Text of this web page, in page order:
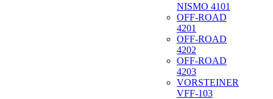
NISMO 4101
OFF-ROAD
4201
OFF-ROAD
4202
OFF-ROAD
4203
VORSTEINER
VFF-103